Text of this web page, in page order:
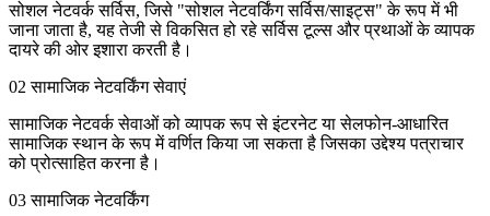
सोशल नेटवर्क सर्विस, जिसे "सोशल नेटवर्किंग सर्विस/साइट्स" के रूप में भी
जाना जाता है, यह तेजी से विकसित हो रहे सर्विस टूल्स और प्रथाओं के व्यापक
दायरे की ओर इशारा करती है।
02 सामाजिक नेटवर्किंग सेवाएं
सामाजिक नेटवर्क सेवाओं को व्यापक रूप से इंटरनेट या सेलफोन-आधारित
सामाजिक स्थान के रूप में वर्णित किया जा सकता है जिसका उद्देश्य पत्राचार
को प्रोत्साहित करना है।
03 सामाजिक नेटवर्किंग